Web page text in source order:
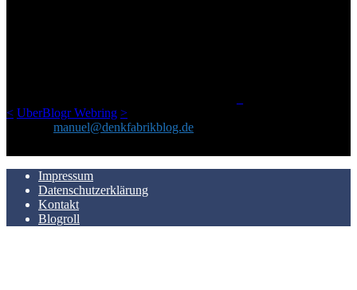
< UberBlogr Webring >
manuel@denkfabrikblog.de
Impressum
Datenschutzerklärung
Kontakt
Blogroll